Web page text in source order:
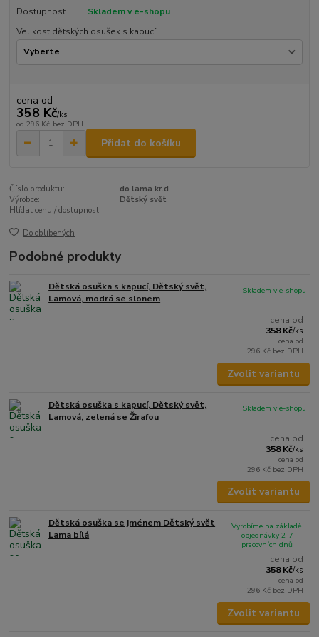
Dostupnost
Skladem v e-shopu
Velikost dětských osušek s kapucí
cena od
358 Kč/ks
od 296 Kč bez DPH
Přidat do košíku
Číslo produktu:
do lama kr.d
Výrobce:
Dětský svět
Hlídat cenu / dostupnost
Do oblíbených
Podobné produkty
Dětská osuška s kapucí, Dětský svět,
Lamová, modrá se slonem
cena od
358 Kč/ks
cena od
296 Kč bez DPH
Skladem v e-shopu
Zvolit variantu
Dětská osuška s kapucí, Dětský svět,
Lamová, zelená se Žirafou
cena od
358 Kč/ks
cena od
296 Kč bez DPH
Skladem v e-shopu
Zvolit variantu
Dětská osuška se jménem Dětský svět
Lama bílá
cena od
358 Kč/ks
cena od
296 Kč bez DPH
Vyrobíme na základě
objednávky 2-7
pracovních dnů
Zvolit variantu